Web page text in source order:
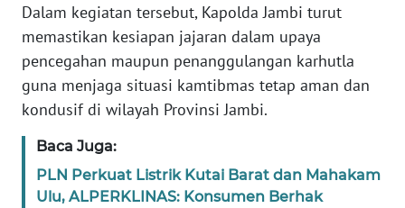
Dalam kegiatan tersebut, Kapolda Jambi turut
memastikan kesiapan jajaran dalam upaya
pencegahan maupun penanggulangan karhutla
guna menjaga situasi kamtibmas tetap aman dan
kondusif di wilayah Provinsi Jambi.
Baca Juga:
PLN Perkuat Listrik Kutai Barat dan Mahakam
Ulu, ALPERKLINAS: Konsumen Berhak
KEPRI
WN
PAPUA
WN
PAPUA
BARAT